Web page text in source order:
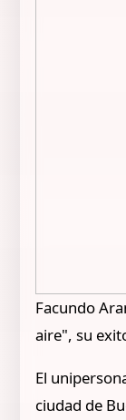
Facundo
aire", su
El
ciudad de